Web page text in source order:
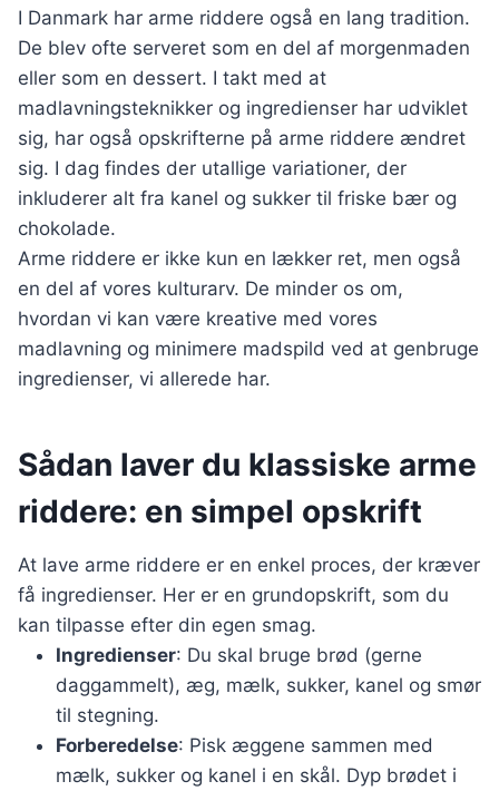
I Danmark har arme riddere også en lang tradition.
De blev ofte serveret som en del af morgenmaden
eller som en dessert. I takt med at
madlavningsteknikker og ingredienser har udviklet
sig, har også opskrifterne på arme riddere ændret
sig. I dag findes der utallige variationer, der
inkluderer alt fra kanel og sukker til friske bær og
chokolade.
Arme riddere er ikke kun en lækker ret, men også
en del af vores kulturarv. De minder os om,
hvordan vi kan være kreative med vores
madlavning og minimere madspild ved at genbruge
ingredienser, vi allerede har.
Sådan laver du klassiske arme
riddere: en simpel opskrift
At lave arme riddere er en enkel proces, der kræver
få ingredienser. Her er en grundopskrift, som du
kan tilpasse efter din egen smag.
Ingredienser: Du skal bruge brød (gerne
daggammelt), æg, mælk, sukker, kanel og smør
til stegning.
Forberedelse: Pisk æggene sammen med
mælk, sukker og kanel i en skål. Dyp brødet i